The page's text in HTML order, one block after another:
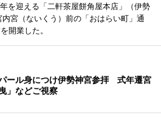
を迎える「二軒茶屋餅角屋本店」（伊勢
宮（ないくう）前の「おはらい町」通
開業した。
ール身につけ伊勢神宮参拝 式年遷宮
」などご視察